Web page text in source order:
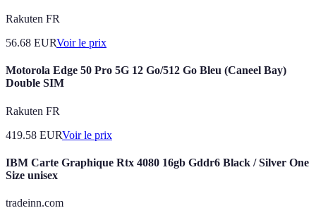
Rakuten FR
56.68 EURVoir le prix
Motorola Edge 50 Pro 5G 12 Go/512 Go Bleu (Caneel Bay)
Double SIM
Rakuten FR
419.58 EURVoir le prix
IBM Carte Graphique Rtx 4080 16gb Gddr6 Black / Silver One
Size unisex
tradeinn.com